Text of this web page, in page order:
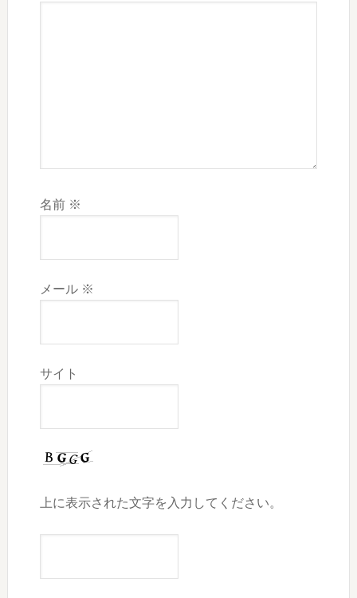
名前 ※
メール ※
サイト
上に表示された文字を入力してください。